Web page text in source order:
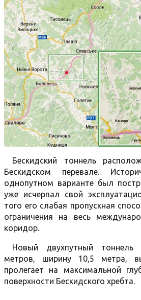
Бескидский тоннель
Бескидском перевале.
однопутном варианте был
уже исчерпал свой
того его слабая пропускная
ограничения на весь
коридор.
Новый двухпутный
метров, ширину 10,5 метра,
пролегает на максимальной
поверхности Бескидского хребта.